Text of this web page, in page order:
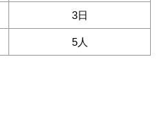
3日
5人